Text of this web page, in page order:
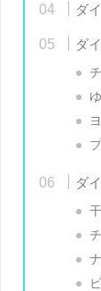
ダ
ダ
ダ